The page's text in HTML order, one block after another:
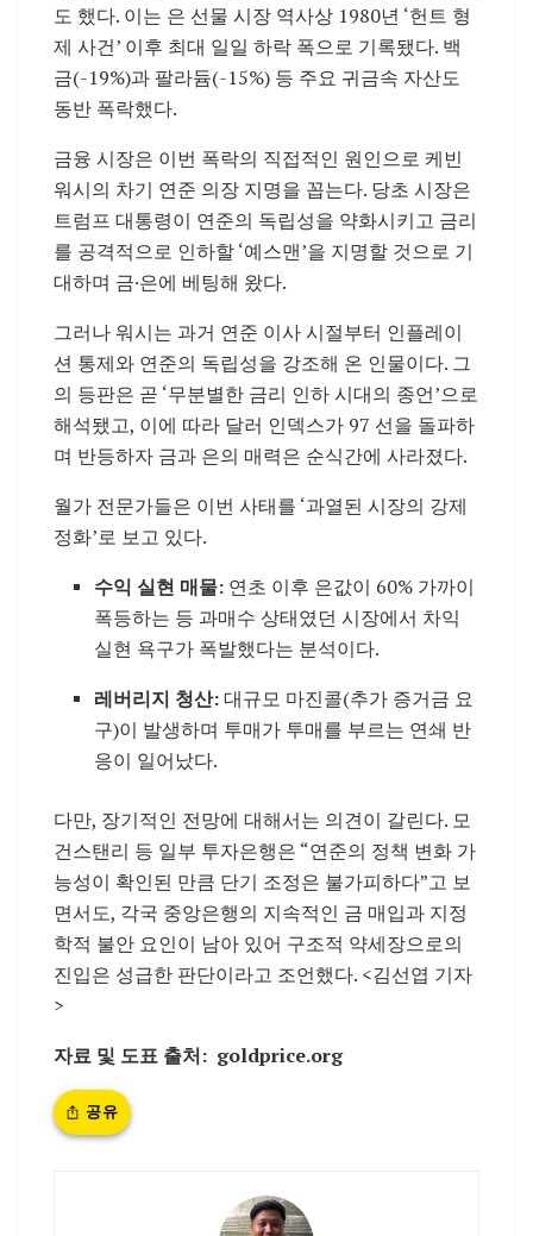
도 했다. 이는 은 선물 시장 역사상 1980년 ‘헌트 형
제 사건’ 이후 최대 일일 하락 폭으로 기록됐다. 백
금(-19%)과 팔라듐(-15%) 등 주요 귀금속 자산도
동반 폭락했다.
금융 시장은 이번 폭락의 직접적인 원인으로 케빈
워시의 차기 연준 의장 지명을 꼽는다. 당초 시장은
트럼프 대통령이 연준의 독립성을 약화시키고 금리
를 공격적으로 인하할 ‘예스맨’을 지명할 것으로 기
대하며 금·은에 베팅해 왔다.
그러나 워시는 과거 연준 이사 시절부터 인플레이
션 통제와 연준의 독립성을 강조해 온 인물이다. 그
의 등판은 곧 ‘무분별한 금리 인하 시대의 종언’으로
해석됐고, 이에 따라 달러 인덱스가 97 선을 돌파하
며 반등하자 금과 은의 매력은 순식간에 사라졌다.
월가 전문가들은 이번 사태를 ‘과열된 시장의 강제
정화’로 보고 있다.
수익 실현 매물: 연초 이후 은값이 60% 가까이
폭등하는 등 과매수 상태였던 시장에서 차익
실현 욕구가 폭발했다는 분석이다.
레버리지 청산:대규모 마진콜(추가 증거금 요
구)이 발생하며 투매가 투매를 부르는 연쇄 반
응이 일어났다.
다만, 장기적인 전망에 대해서는 의견이 갈린다. 모
건스탠리 등 일부 투자은행은 “연준의 정책 변화 가
능성이 확인된 만큼 단기 조정은 불가피하다”고 보
면서도, 각국 중앙은행의 지속적인 금 매입과 지정
학적 불안 요인이 남아 있어 구조적 약세장으로의
진입은 성급한 판단이라고 조언했다. <김선엽 기자
>
자료 및 도표 출처: goldprice.org
공유